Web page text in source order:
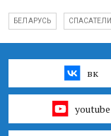
БЕЛАРУСЬ СПАСАТЕЛИ
вк
youtube